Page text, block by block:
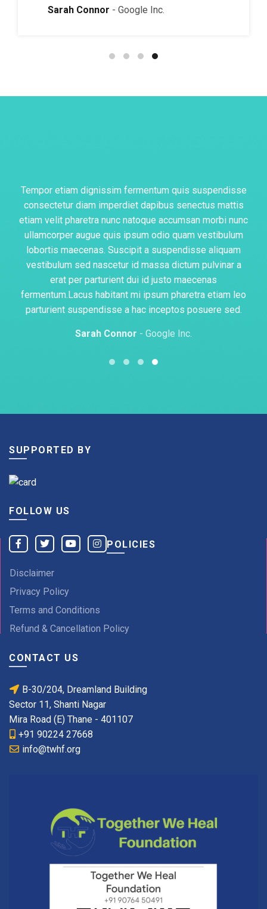
Sarah Connor Google Inc.
Tempor etiam dignissim fermentum quis suspendisse
consectetur diam imperdiet dapibus senectus mattis
etiam velit pharetra nunc natoque accumsan morbi nunc
ullamcorper augue quis ipsum odio quam vestibulum
lobortis maecenas. Suscipit a suspendisse aliquam
vestibulum sed nascetur id massa dictum pulvinar a
erat per parturient dui id justo maecenas
fermentum.Lacus habitant mi ipsum pharetra etiam leo
parturient suspendisse a hac inceptos posuere sed.
Sarah Connor Google Inc.
SUPPORTED BY
FOLLOW US
POLICIES
Disclaimer
Privacy Policy
Terms and Conditions
Refund & Cancellation Policy
CONTACT US
B-30/204, Dreamland Building
Sector 11, Shanti Nagar
Mira Road (E) Thane - 401107
+91 90224 27668
info@twhf.org